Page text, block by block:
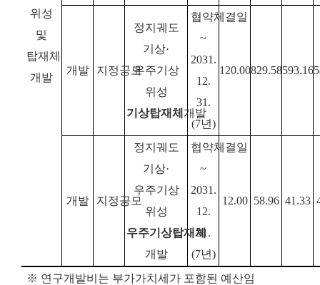
위성
및
탑재체
개발
개발 지정공모
정지궤도
기상·
우주기상
위성
기상탑재체 개발
협약체결일
~
2031.
12.
31.
(7년)
120.00829.58593.16
개발 지정공모
정지궤도
기상·
우주기상
위성
우주기상탑재체
개발
협약체결일
~
2031.
12.
31.
(7년)
12.00 58.96 41.33
※ 연구개발비는 부가가치세가 포함된 예산임